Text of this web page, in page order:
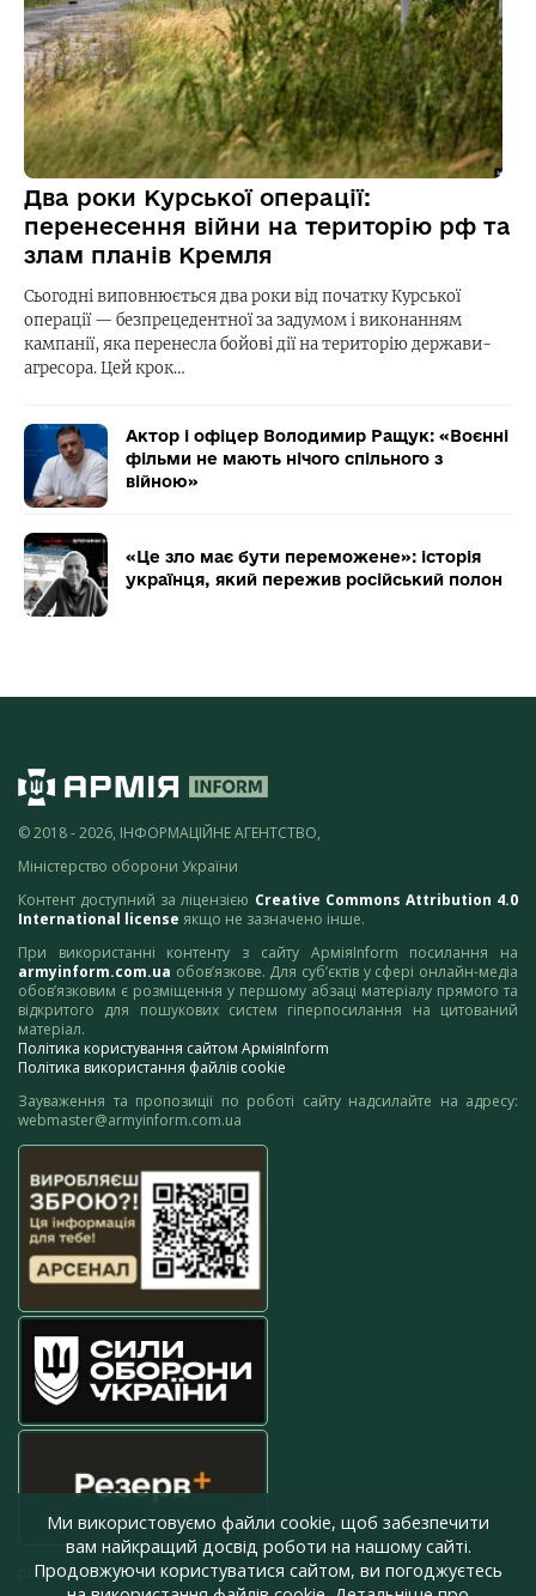
Два роки Курської операції:
перенесення війни на територію рф та
злам планів Кремля
Сьогодні виповнюється два роки від початку Курської
операції — безпрецедентної за задумом і виконанням
кампанії, яка перенесла бойові дії на територію держави-
агресора. Цей крок…
Актор і офіцер Володимир Ращук: «Воєнні
фільми не мають нічого спільного з
війною»
«Це зло має бути переможене»: історія
українця, який пережив російський полон
© 2018 - 2026, ІНФОРМАЦІЙНЕ АГЕНТСТВО,
Міністерство оборони України
Контент доступний за ліцензією Creative Commons Attribution 4.0
International license якщо не зазначено інше.
При використанні контенту з сайту АрміяInform посилання на
armyinform.com.ua обов’язкове. Для суб’єктів у сфері онлайн-медіа
обов’язковим є розміщення у першому абзаці матеріалу прямого та
відкритого для пошукових систем гіперпосилання на цитований
матеріал.
Політика користування сайтом АрміяInform
Політика використання файлів cookie
Зауваження та пропозиції по роботі сайту надсилайте на адресу:
webmaster@armyinform.com.ua
press@armyinform.com.ua
Ми використовуємо файли cookie, щоб забезпечити
вам найкращий досвід роботи на нашому сайті.
Продовжуючи користуватися сайтом, ви погоджуєтесь